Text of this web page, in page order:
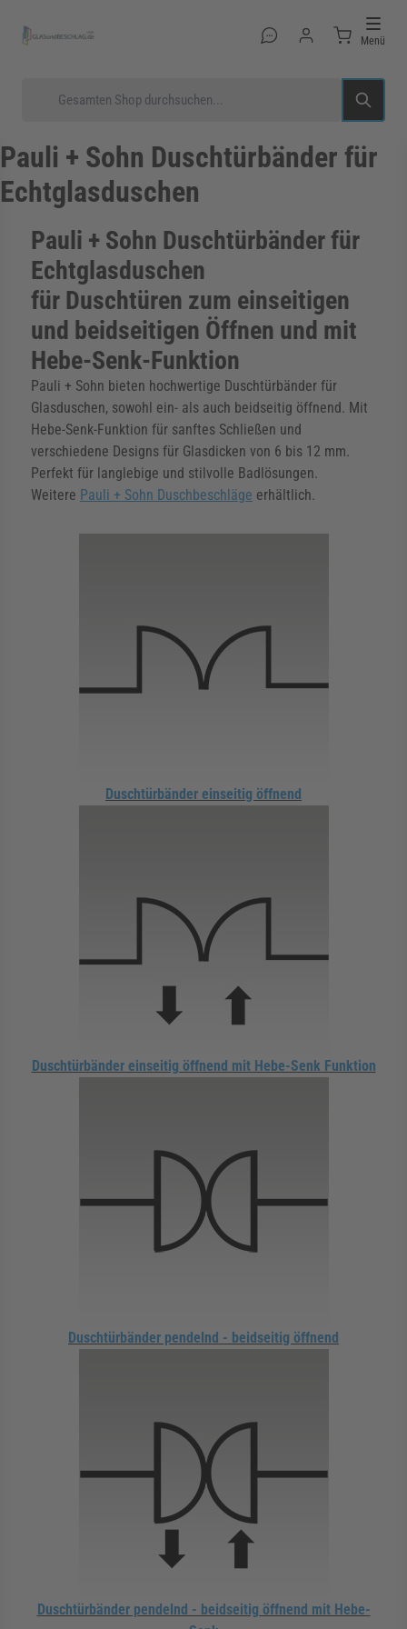
Menü
für Kategorie Glastüren anzeigen
für Kategorie Glasduschen anzeigen
für Kategorie Beschläge anzeigen
für Kategorie Zargen anzeigen
für Kategorie Aussenverglasung
Pauli + Sohn Duschtürbänder für
Echtglasduschen
Pauli + Sohn Duschtürbänder für
Echtglasduschen
für Duschtüren zum einseitigen
und beidseitigen Öffnen und mit
Hebe-Senk-Funktion
Pauli + Sohn bieten hochwertige Duschtürbänder für
Glasduschen, sowohl ein- als auch beidseitig öffnend. Mit
Hebe-Senk-Funktion für sanftes Schließen und
verschiedene Designs für Glasdicken von 6 bis 12 mm.
Perfekt für langlebige und stilvolle Badlösungen.
Weitere Pauli + Sohn Duschbeschläge erhältlich.
Duschtürbänder einseitig öffnend
Duschtürbänder einseitig öffnend mit Hebe-Senk Funktion
Duschtürbänder pendelnd - beidseitig öffnend
Duschtürbänder pendelnd - beidseitig öffnend mit Hebe-